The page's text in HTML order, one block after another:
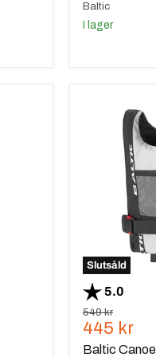
Baltic
I lager
Slutsåld
Betyg:
5.0
Ursprungspris
549 kr
pris
445 kr
Baltic